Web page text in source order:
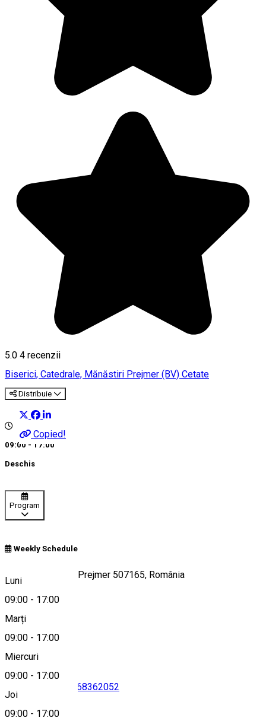
5.0 4 recenzii
Biserici, Catedrale, Mănăstiri Prejmer (BV) Cetate
Distribuie
Copied!
09:00 - 17:00
Deschis
Program
Weekly Schedule
Luni
09:00 - 17:00
Marți
09:00 - 17:00
Miercuri
09:00 - 17:00
Joi
09:00 - 17:00
Strada Mare 495, Prejmer 507165, România
Hartă
0268362052